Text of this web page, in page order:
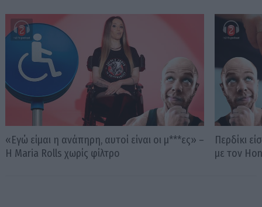
«Εγώ είμαι η ανάπηρη, αυτοί είναι οι μ***ες» –
Η Maria Rolls χωρίς φίλτρο
Περδίκι
με τον